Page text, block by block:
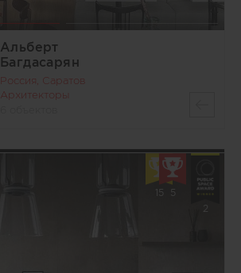
Альберт
Багдасарян
Россия, Саратов
Архитекторы
15
5
2